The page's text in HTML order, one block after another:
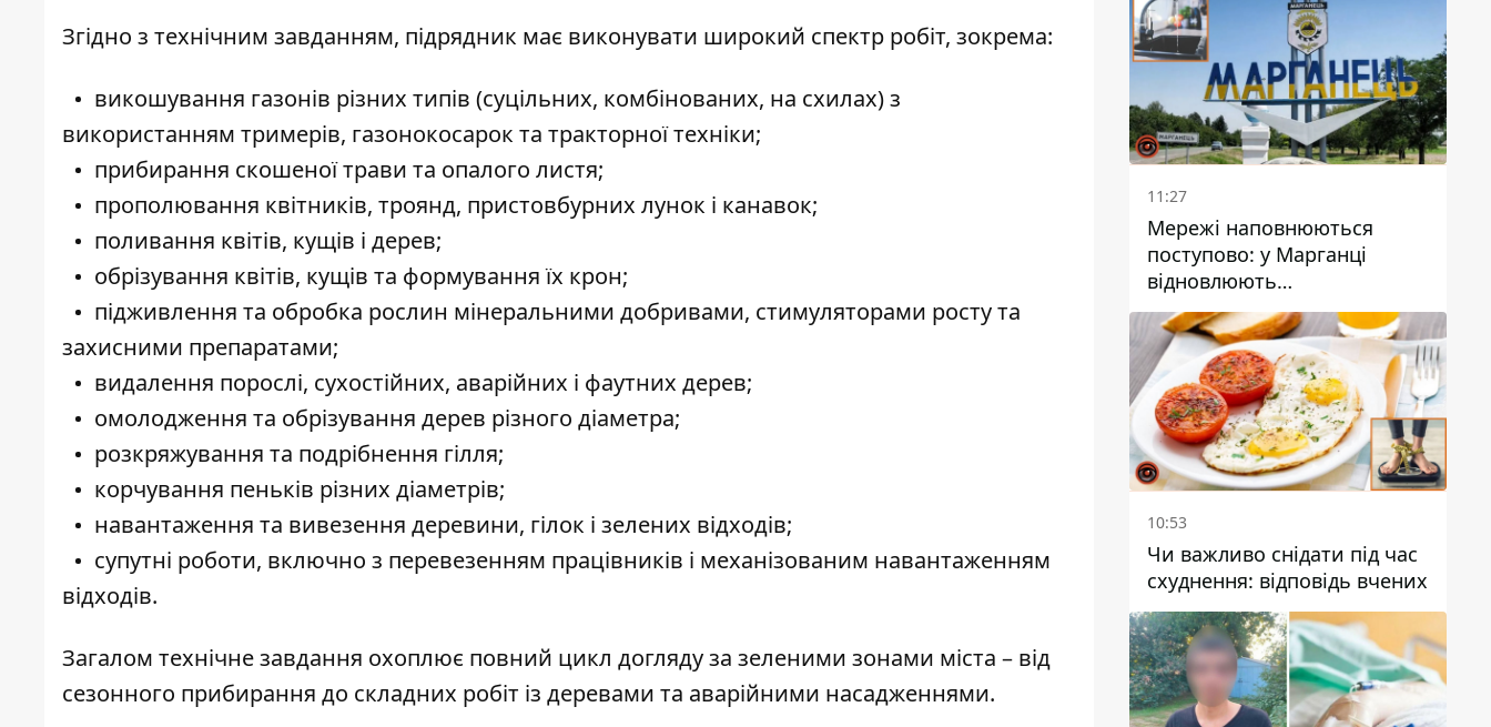
Згідно з технічним завданням, підрядник має виконувати широкий спектр робіт, зокрема:
викошування газонів різних типів (суцільних, комбінованих, на схилах) з
використанням тримерів, газонокосарок та тракторної техніки;
прибирання скошеної трави та опалого листя;
прополювання квітників, троянд, пристовбурних лунок і канавок;
поливання квітів, кущів і дерев;
обрізування квітів, кущів та формування їх крон;
підживлення та обробка рослин мінеральними добривами, стимуляторами росту та
захисними препаратами;
видалення порослі, сухостійних, аварійних і фаутних дерев;
омолодження та обрізування дерев різного діаметра;
розкряжування та подрібнення гілля;
корчування пеньків різних діаметрів;
навантаження та вивезення деревини, гілок і зелених відходів;
супутні роботи, включно з перевезенням працівників і механізованим навантаженням
відходів.
Загалом технічне завдання охоплює повний цикл догляду за зеленими зонами міста – від
сезонного прибирання до складних робіт із деревами та аварійними насадженнями.
11:27
Мережі наповнюються
поступово: у Марганці
відновлюють
водопостачання
10:53
Чи важливо снідати під час
схуднення: відповідь вчених